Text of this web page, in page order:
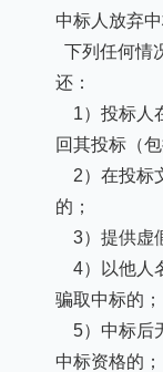
中标人放弃
下列任何情
还：
1）投标人
回其投标（
2）在投标
的；
3）提供虚
4）以他人
骗取中标的；
5）中标后
中标资格的；